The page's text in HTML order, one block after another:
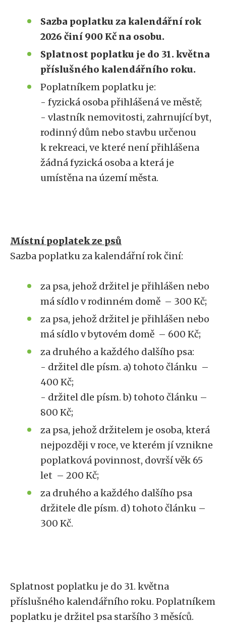
Sazba poplatku za kalendářní rok
2026 činí 900 Kč na osobu.
Splatnost poplatku je do 31. května
příslušného kalendářního roku.
Poplatníkem poplatku je:
- fyzická osoba přihlášená ve městě;
- vlastník nemovitosti, zahrnující byt,
rodinný dům nebo stavbu určenou
k rekreaci, ve které není přihlášena
žádná fyzická osoba a která je
umístěna na území města.
Místní poplatek ze psů
Sazba poplatku za kalendářní rok činí:
za psa, jehož držitel je přihlášen nebo
má sídlo v rodinném domě – 300 Kč;
za psa, jehož držitel je přihlášen nebo
má sídlo v bytovém domě – 600 Kč;
za druhého a každého dalšího psa:
- držitel dle písm. a) tohoto článku –
400 Kč;
- držitel dle písm. b) tohoto článku –
800 Kč;
za psa, jehož držitelem je osoba, která
nejpozději v roce, ve kterém jí vznikne
poplatková povinnost, dovrší věk 65
let – 200 Kč;
za druhého a každého dalšího psa
držitele dle písm. d) tohoto článku –
300 Kč.
Splatnost poplatku je do 31. května
příslušného kalendářního roku. Poplatníkem
poplatku je držitel psa staršího 3 měsíců.